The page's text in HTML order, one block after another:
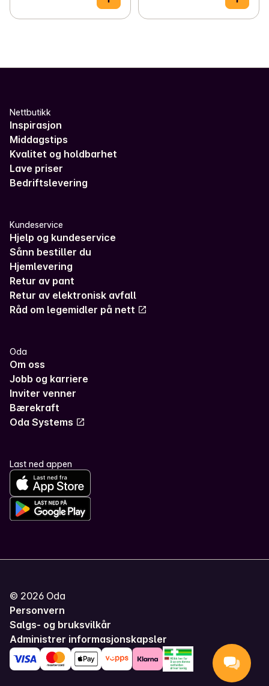
Nettbutikk
Inspirasjon
Middagstips
Kvalitet og holdbarhet
Lave priser
Bedriftslevering
Kundeservice
Hjelp og kundeservice
Sånn bestiller du
Hjemlevering
Retur av pant
Retur av elektronisk avfall
Råd om legemidler på nett
Oda
Om oss
Jobb og karriere
Inviter venner
Bærekraft
Oda Systems
Last ned appen
© 2026 Oda
Personvern
Salgs- og bruksvilkår
Administrer informasjonskapsler